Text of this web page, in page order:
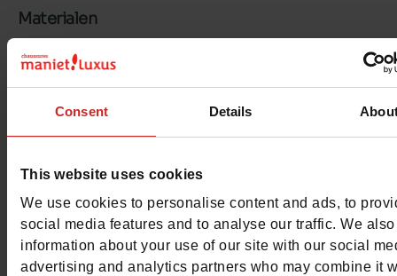
Consent Details
This website uses cookies
We use cookies to personalise content and ads, to
social media features and to analyse our traffic. We
information about your use of our site with our social
advertising and analytics partners who may combine it
Materialen
Materiaal
Binnenzool TEXTIEL
Kenmerken
Color MARINE